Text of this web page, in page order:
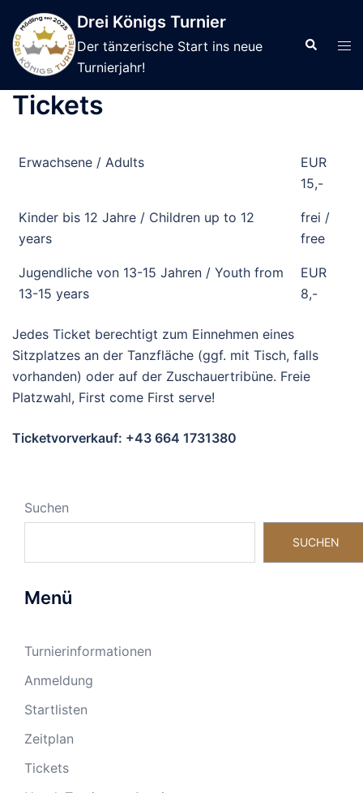
content
Drei Königs Turnier
Der tänzerische Start ins neue
Turnierjahr!
Search
Tickets
Erwachsene / Adults
EUR
15,-
Kinder bis 12 Jahre / Children up to 12
years
frei /
free
Jugendliche von 13-15 Jahren / Youth from
13-15 years
EUR
8,-
Jedes Ticket berechtigt zum Einnehmen eines
Sitzplatzes an der Tanzfläche (ggf. mit Tisch, falls
vorhanden) oder auf der Zuschauertribüne. Freie
Platzwahl, First come First serve!
Ticketvorverkauf: +43 664 1731380
Suchen
SUCHEN
Menü
Turnierinformationen
Anmeldung
Startlisten
Zeitplan
Tickets